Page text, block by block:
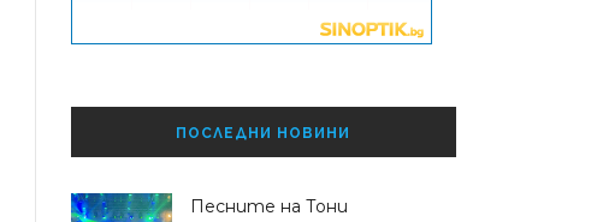
ПОСЛЕДНИ НОВИНИ
Песните на Тони